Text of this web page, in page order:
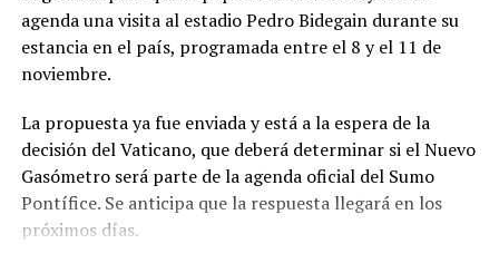
agenda una visita al estadio Pedro Bidegain durante su
estancia en el país, programada entre el 8 y el 11 de
noviembre.
La propuesta ya fue enviada y está a la espera de la
decisión del Vaticano, que deberá determinar si el Nuevo
Gasómetro será parte de la agenda oficial del Sumo
Pontífice. Se anticipa que la respuesta llegará en los
próximos días.